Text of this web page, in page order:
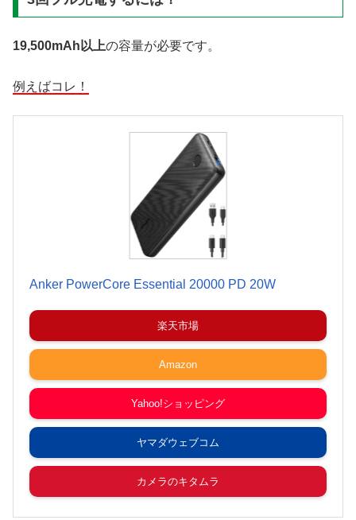
19,500mAh以上の容量が必要です。
例えばコレ！
Anker PowerCore Essential 20000 PD 20W
楽天市場
Amazon
Yahoo!ショッピング
ヤマダウェブコム
カメラのキタムラ